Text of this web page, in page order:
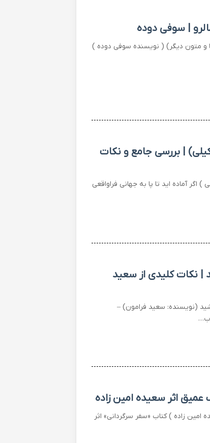
| سوفی دوده
و متون دیگر) ( نویسنده سوفی دوده )
| بررسی جامع و نکات
آماده اید تا پا به جهانی فراواقعی
| نکات کلیدی از سعید
(نویسنده: سعید فرامون) –
اثر سعیده امین زاده
زاده ) کتاب «سفر سرگردانی» اثر